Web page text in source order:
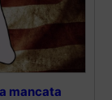
mancata